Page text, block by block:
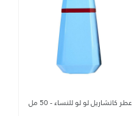
عطر كاتشاريل لو لو للنساء - 50 مل